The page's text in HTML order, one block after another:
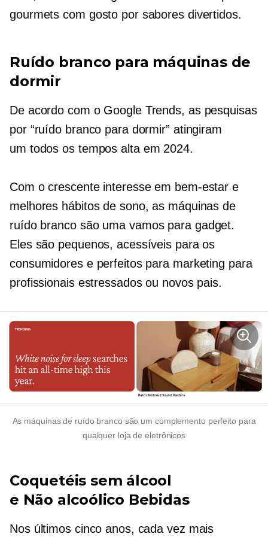
gourmets com gosto por sabores divertidos.
Ruído branco para máquinas de
dormir
De acordo com o Google Trends, as pesquisas
por “ruído branco para dormir” atingiram
um todos os tempos alta em 2024.
Com o crescente interesse em bem-estar e
melhores hábitos de sono, as máquinas de
ruído branco são uma vamos paragadget.
Eles são pequenos, acessíveis para os
consumidores e perfeitos para marketing para
profissionais estressados ​​ou novos pais.
As máquinas de ruído branco são um complemento perfeito para
qualquer loja de eletrônicos
Coquetéis sem álcool
e Não alcoólico Bebidas
Nos últimos cinco anos, cada vez mais